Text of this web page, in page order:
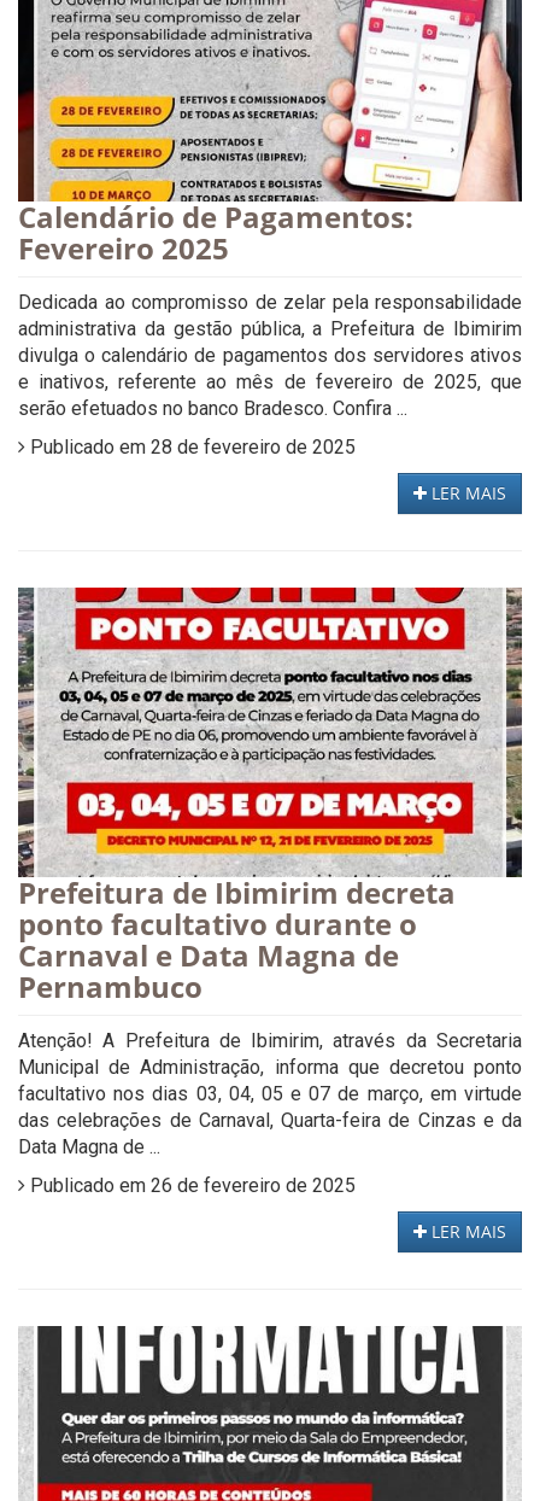
Calendário de Pagamentos:
Fevereiro 2025
Dedicada ao compromisso de zelar pela responsabilidade
administrativa da gestão pública, a Prefeitura de Ibimirim
divulga o calendário de pagamentos dos servidores ativos
e inativos, referente ao mês de fevereiro de 2025, que
serão efetuados no banco Bradesco. Confira ...
Publicado em 28 de fevereiro de 2025
LER MAIS
Prefeitura de Ibimirim decreta
ponto facultativo durante o
Carnaval e Data Magna de
Pernambuco
Atenção! A Prefeitura de Ibimirim, através da Secretaria
Municipal de Administração, informa que decretou ponto
facultativo nos dias 03, 04, 05 e 07 de março, em virtude
das celebrações de Carnaval, Quarta-feira de Cinzas e da
Data Magna de ...
Publicado em 26 de fevereiro de 2025
LER MAIS